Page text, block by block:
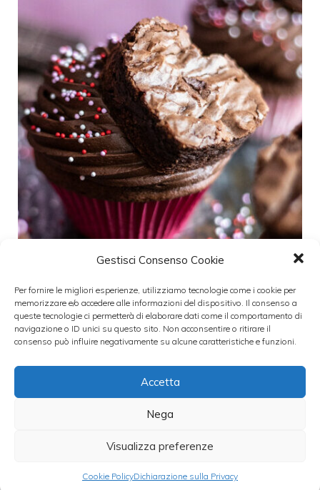
Gestisci Consenso Cookie
Per fornire le migliori esperienze, utilizziamo tecnologie come i cookie per
memorizzare e/o accedere alle informazioni del dispositivo. Il consenso a
queste tecnologie ci permetterà di elaborare dati come il comportamento di
navigazione o ID unici su questo sito. Non acconsentire o ritirare il
consenso può influire negativamente su alcune caratteristiche e funzioni.
Accetta
Nega
Visualizza preferenze
Cookie PolicyDichiarazione sulla Privacy
Cupcake di San Valentino al vino rosso
9 Febbraio 2023
San Valentino è alle porte quindi perché non